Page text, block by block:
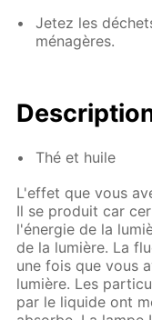
Jetez les
ménagères.
Thé et huile
L'effet que vous
Il se produit car
l'énergie de la
de la lumière. La
une fois que vous
lumière. Les
par le liquide ont